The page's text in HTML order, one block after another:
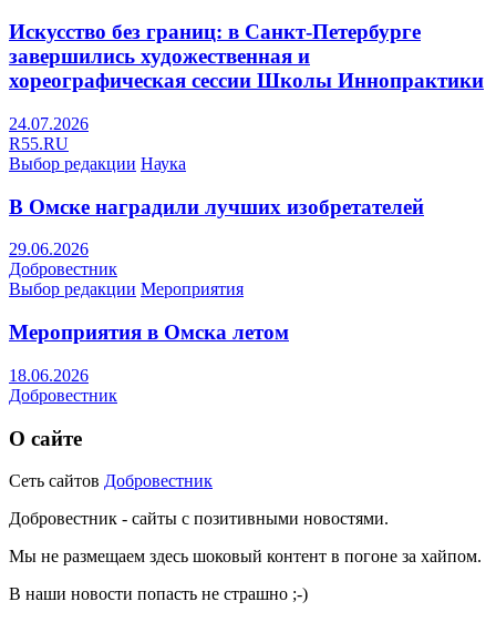
Искусство без границ: в Санкт-Петербурге
завершились художественная и
хореографическая сессии Школы Иннопрактики
24.07.2026
R55.RU
Выбор редакции Наука
В Омске наградили лучших изобретателей
29.06.2026
Добровестник
Выбор редакции Мероприятия
Мероприятия в Омска летом
18.06.2026
Добровестник
О сайте
Сеть сайтов Добровестник
Добровестник - сайты с позитивными новостями.
Мы не размещаем здесь шоковый контент в погоне за хайпом.
В наши новости попасть не страшно ;-)